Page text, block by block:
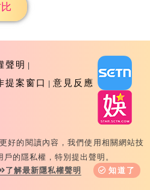
聲明
提案窗口 意見反應
台北市內湖區舊宗路一段159
8792-8888
好的閱讀內容，我們使用相關網站技
的隱私權，特別提出聲明。
了解最新隱私權聲明
知道了